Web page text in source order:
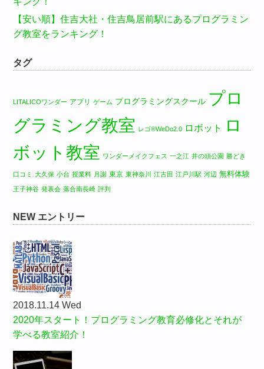
【安い順】住吉大社・住吉鳥居前駅にあるプログラミン
グ教室をランキング！
タグ
LITALICOワンダー アプリ ゲーム プログラミングスクール プロ
グラミング教室 レゴ®WeDo2.0 ロボット
ロ
ボット教室 ワンダーメイクフェス 一之江 井の頭公園 勝どき
口コミ 大久保 小台 授業料 月謝 東京 東神奈川 江古田 江戸川駅 河辺 無料体験
王子神谷 発表会 落合南長崎 評判
NEW エントリー
2018.11.14 Wed
2020年スタート！プログラミング教育必修化とそれが
学べる教室紹介！